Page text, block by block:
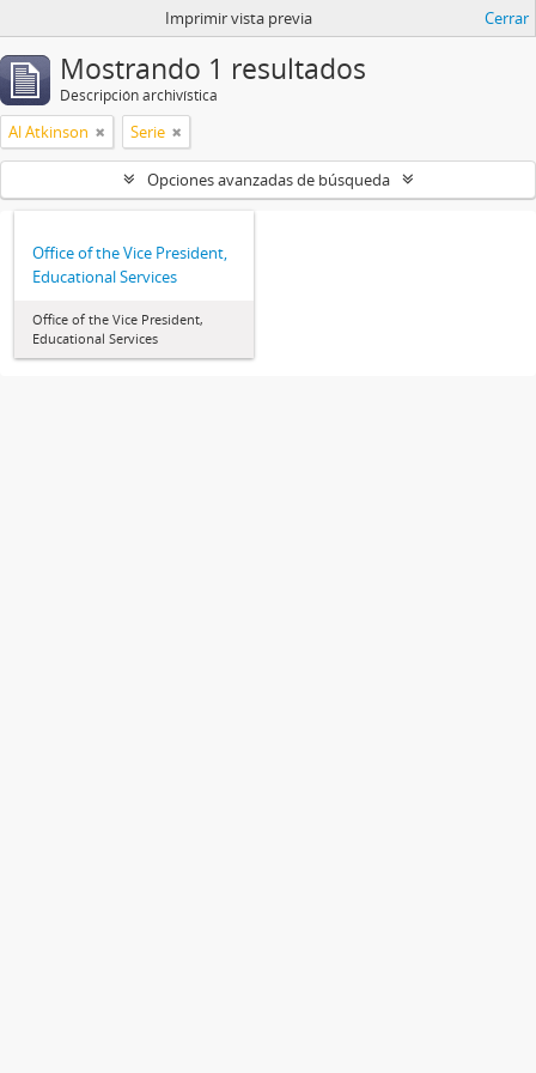
Imprimir vista previa Cerrar
Mostrando 1 resultados
Descripción archivística
Al Atkinson Serie
Opciones avanzadas de búsqueda
Office of the Vice President,
Educational Services
Office of the Vice President,
Educational Services